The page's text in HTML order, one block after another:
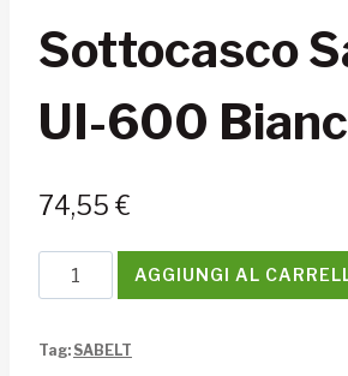
Sottocasco
UI-600
74,55 €
Sottocasco
Sabelt
600
AGGIUNGI AL
Tag: SABELT